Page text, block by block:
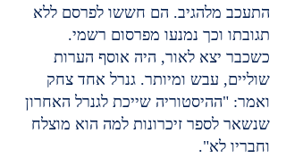
התעכב מלהגיב. הם חששו לפרסם ללא
תגובתו וכך נמנעו מפרסום רשמי.
כשכבר יצא לאור, היה אוסף הערות
שוליים, עבש ומיותר. גנרל אחד צחק
ואמר: "ההיסטוריה שייכת לגנרל האחרון
שנשאר לספר זיכרונות למה הוא מוצלח
וחבריו לא".